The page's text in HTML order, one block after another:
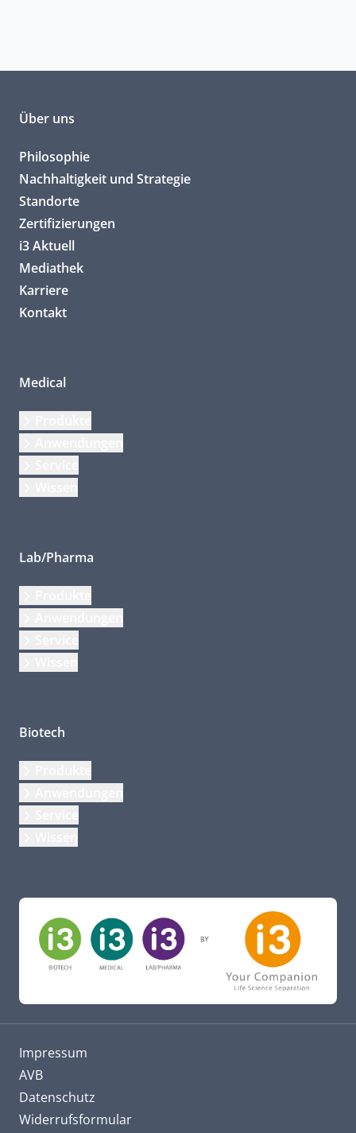
Über uns
Philosophie
Nachhaltigkeit und Strategie
Standorte
Zertifizierungen
i3 Aktuell
Mediathek
Karriere
Kontakt
Medical
Lab/Pharma
Biotech
Impressum
AVB
Datenschutz
Widerrufsformular